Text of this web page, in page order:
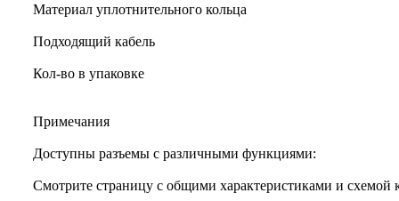
Материал уплотнительного кольца
Подходящий кабель
Кол-во в упаковке
Примечания
Доступны разъемы с различными функциями:
Смотрите страницу с общими характеристиками и схемой